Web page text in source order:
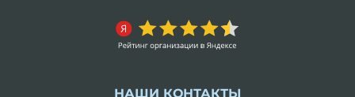
НАШИ КОНТАКТЫ